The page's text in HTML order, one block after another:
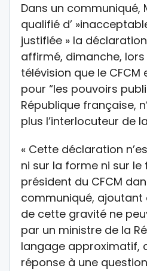
Dans un communiqué,
qualifié d’
justifiée » la
affirmé, dimanche, lors
télévision que le CFCM
pour “les pouvoirs
République française,
plus l’interlocuteur de
« Cette déclaration
ni sur la forme ni sur le
président du CFCM
communiqué, ajoutant
de cette gravité ne
par un ministre de la
langage approximatif,
réponse à une